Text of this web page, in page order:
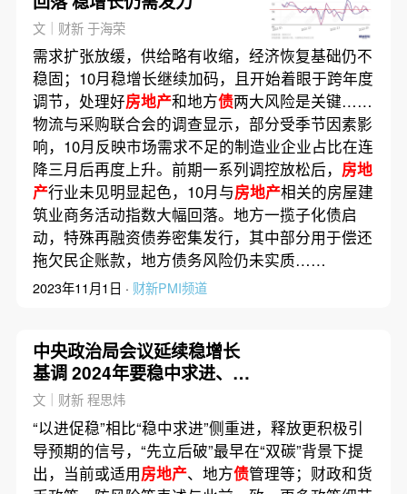
文｜财新 于海荣
需求扩张放缓，供给略有收缩，经济恢复基础仍不
稳固；10月稳增长继续加码，且开始着眼于跨年度
调节，处理好房地产和地方债两大风险是关键……
物流与采购联合会的调查显示，部分受季节因素影
响，10月反映市场需求不足的制造业企业占比在连
降三月后再度上升。前期一系列调控放松后， 房地
产行业未见明显起色，10月与房地产相关的房屋建
筑业商务活动指数大幅回落。地方一揽子化债启
动，特殊再融资债券密集发行，其中部分用于偿还
拖欠民企账款，地方债务风险仍未实质……
2023年11月1日 · 财新PMI频道
中央政治局会议延续稳增长
基调 2024年要稳中求进、以
进促稳、先立后破
文｜财新 程思炜
“以进促稳”相比“稳中求进”侧重进，释放更积极引
导预期的信号，“先立后破”最早在“双碳”背景下提
出，当前或适用房地产、地方债管理等；财政和货